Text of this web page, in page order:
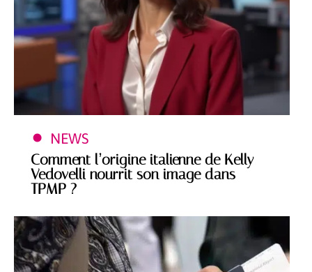
NEWS
Comment l’origine italienne de Kelly
Vedovelli nourrit son image dans
TPMP ?